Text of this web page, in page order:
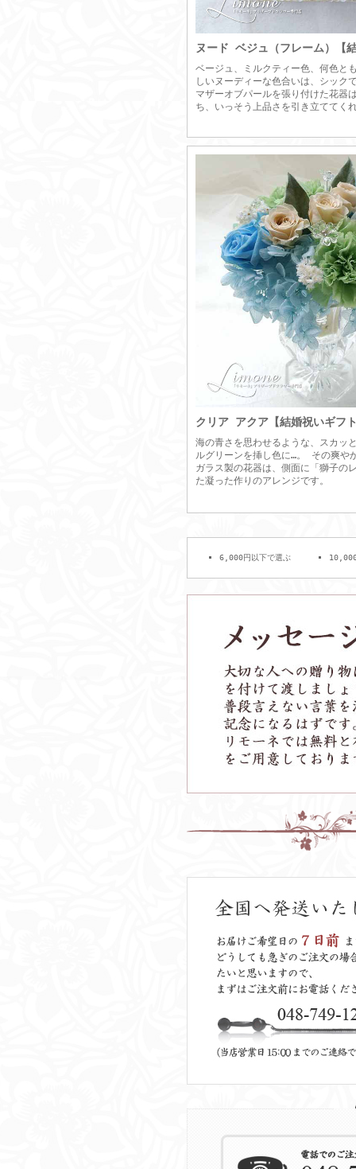
ヌード ベジュ（フレーム）【
ベージュ、ミルクティー色、何色と
しいヌーディーな色合いは、シック
マザーオブパールを張り付けた花器
ち、いっそう上品さを引き立ててく
クリア アクア【結婚祝いギフ
海の青さを思わせるような、スカッ
ルグリーンを挿し色に…。 その爽や
ガラス製の花器は、側面に「獅子の
た凝った作りのアレンジです。
6,000円以下で選ぶ